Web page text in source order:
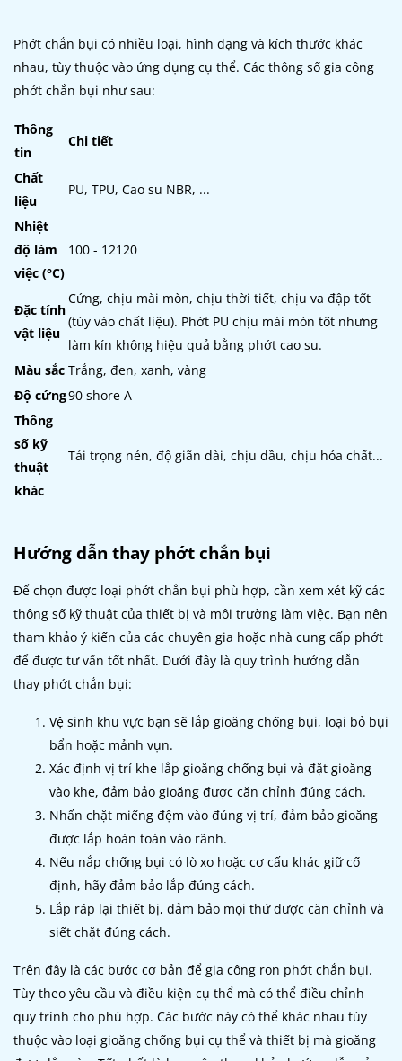
Phớt chắn bụi có nhiều loại, hình dạng và kích thước khác
nhau, tùy thuộc vào ứng dụng cụ thể. Các thông số gia công
phớt chắn bụi như sau:
Thông
tin
Chi tiết
Chất
liệu
PU, TPU, Cao su NBR, ...
Nhiệt
độ làm
việc (°C)
100 - 12120
Đặc tính
vật liệu
Cứng, chịu mài mòn, chịu thời tiết, chịu va đập tốt
(tùy vào chất liệu). Phớt PU chịu mài mòn tốt nhưng
làm kín không hiệu quả bằng phớt cao su.
Màu sắc Trắng, đen, xanh, vàng
Độ cứng90 shore A
Thông
số kỹ
thuật
khác
Tải trọng nén, độ giãn dài, chịu dầu, chịu hóa chất...
Hướng dẫn thay phớt chắn bụi
Để chọn được loại phớt chắn bụi phù hợp, cần xem xét kỹ các
thông số kỹ thuật của thiết bị và môi trường làm việc. Bạn nên
tham khảo ý kiến của các chuyên gia hoặc nhà cung cấp phớt
để được tư vấn tốt nhất. Dưới đây là quy trình hướng dẫn
thay phớt chắn bụi:
Vệ sinh khu vực bạn sẽ lắp gioăng chống bụi, loại bỏ bụi
bẩn hoặc mảnh vụn.
Xác định vị trí khe lắp gioăng chống bụi và đặt gioăng
vào khe, đảm bảo gioăng được căn chỉnh đúng cách.
Nhấn chặt miếng đệm vào đúng vị trí, đảm bảo gioăng
được lắp hoàn toàn vào rãnh.
Nếu nắp chống bụi có lò xo hoặc cơ cấu khác giữ cố
định, hãy đảm bảo lắp đúng cách.
Lắp ráp lại thiết bị, đảm bảo mọi thứ được căn chỉnh và
siết chặt đúng cách.
Trên đây là các bước cơ bản để gia công ron phớt chắn bụi.
Tùy theo yêu cầu và điều kiện cụ thể mà có thể điều chỉnh
quy trình cho phù hợp. Các bước này có thể khác nhau tùy
thuộc vào loại gioăng chống bụi cụ thể và thiết bị mà gioăng